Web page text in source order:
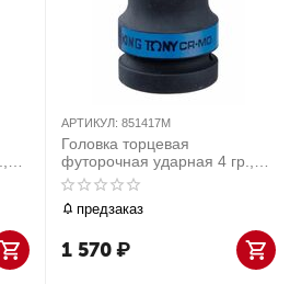
АРТИКУЛ: 851417M
Головка торцевая
футорочная ударная 4 гр.,
17мм, 1"
предзаказ
1 570₽